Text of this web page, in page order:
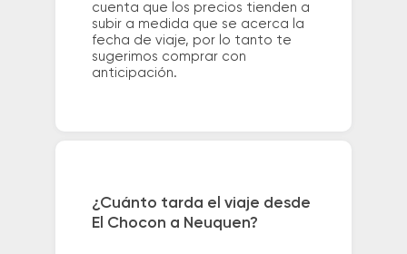
cuenta que los precios tienden a
subir a medida que se acerca la
fecha de viaje, por lo tanto te
sugerimos comprar con
anticipación.
¿Cuánto tarda el viaje desde
El Chocon a Neuquen?